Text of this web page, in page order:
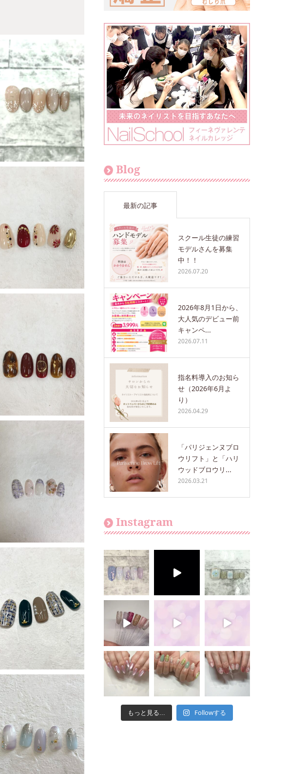
Blog
最新の記事
スクール生徒の練習
モデルさんを募集
中！！
2026.07.20
2026年8月1日から、
大人気のデビュー前
キャンペ...
2026.07.11
指名料導入のお知ら
せ（2026年6月よ
り）
2026.04.29
「パリジェンヌブロ
ウリフト」と「ハリ
ウッドブロウリ...
2026.03.21
Instagram
もっと見る... Followする